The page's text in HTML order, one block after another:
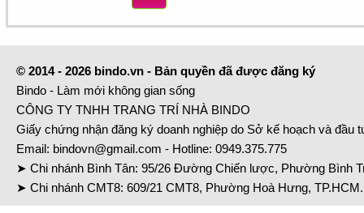
© 2014 - 2026 bindo.vn - Bản quyền đã được đăng ký
Bindo - Làm mới không gian sống
CÔNG TY TNHH TRANG TRÍ NHÀ BINDO
Giấy chứng nhận đăng ký doanh nghiệp do Sở kế hoạch và đầu
Email: bindovn@gmail.com - Hotline: 0949.375.775
➤ Chi nhánh Bình Tân: 95/26 Đường Chiến lược, Phường Bình
➤ Chi nhánh CMT8: 609/21 CMT8, Phường Hoà Hưng,